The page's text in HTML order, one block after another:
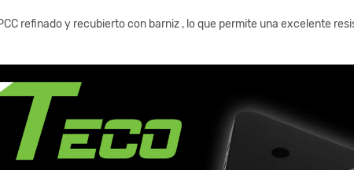
refinado y recubierto con barniz , lo que permite una excelente